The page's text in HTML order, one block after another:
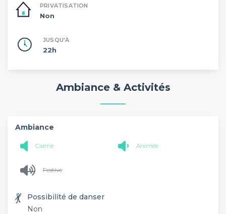
PRIVATISATION
Non
JUSQU'À
22h
Ambiance & Activités
Ambiance
Calme Animée
Festive
💃
Possibilité de danser
Non